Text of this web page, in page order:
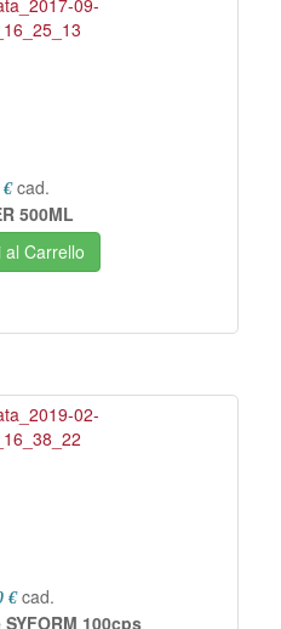
€ cad.
500ML
al Carrello
€ cad.
100cps